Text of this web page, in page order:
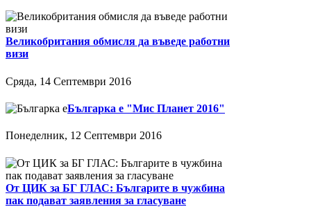
Великобритания обмисля да въведе работни
визи
Сряда, 14 Септември 2016
Българка е "Мис Планет 2016"
Понеделник, 12 Септември 2016
От ЦИК за БГ ГЛАС: Българите в чужбина
пак подават заявления за гласуване